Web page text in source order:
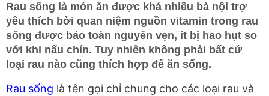
Rau sống là món ăn được khá nhiều bà nội trợ
yêu thích bởi quan niệm nguồn vitamin trong rau
sống được bảo toàn nguyên vẹn, ít bị hao hụt so
với khi nấu chín. Tuy nhiên không phải bất cứ
loại rau nào cũng thích hợp để ăn sống.
Rau sống là tên gọi chỉ chung cho các loại rau và